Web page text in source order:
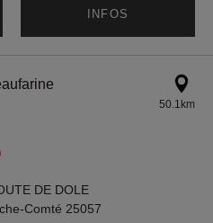
INFOS
50.1km
DE DOLE
Comté 25057